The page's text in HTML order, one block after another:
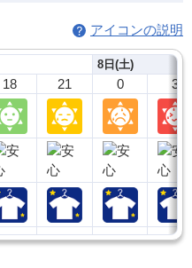
アイコンの説明
18 21
8日(土)
0 3